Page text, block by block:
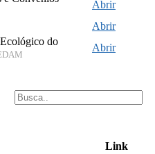
Abrir
Abrir
do
Abrir
Link